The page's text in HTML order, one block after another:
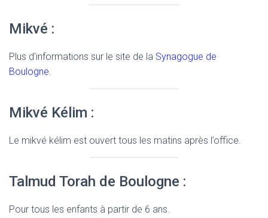
Mikvé :
Plus d’informations sur le site de la Synagogue de
Boulogne.
Mikvé Kélim :
Le mikvé kélim est ouvert tous les matins après l’office.
Talmud Torah de Boulogne :
Pour tous les enfants à partir de 6 ans.